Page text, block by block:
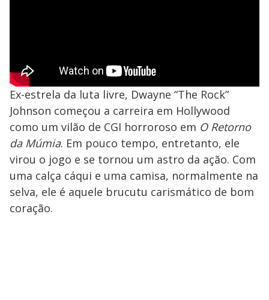
Ex-estrela da luta livre, Dwayne “The Rock”
Johnson começou a carreira em Hollywood
como um vilão de CGI horroroso em O Retorno
da Múmia. Em pouco tempo, entretanto, ele
virou o jogo e se tornou um astro da ação. Com
uma calça cáqui e uma camisa, normalmente na
selva, ele é aquele brucutu carismático de bom
coração.